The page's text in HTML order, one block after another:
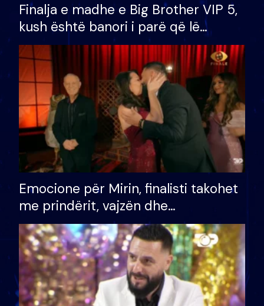
Finalja e madhe e Big Brother VIP 5,
kush është banori i parë që lë
shtëpinë dhe humb mundësinë për
të fituar çmimin e madh
Emocione për Mirin, finalisti takohet
me prindërit, vajzën dhe
bashkëshorten: S’kemi ndonjë letër
divorci apo jo?